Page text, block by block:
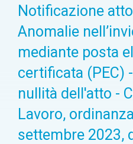
Notificazione
Anomalie
mediante posta
certificata (PEC)
nullità dell'atto -
Lavoro,
settembre 2023,